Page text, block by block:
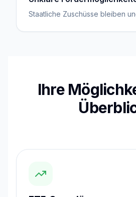
Staatliche Zuschüsse bleiben
Ihre